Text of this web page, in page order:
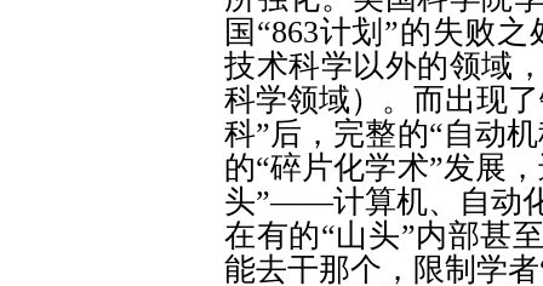
国“863计划”的失败之
技术科学以外的领域
科学领域）。而出现
科”后，完整的“自动
的“碎片化学术”发展
头”——计算机、自动
在有的“山头”内部甚
能去干那个，限制学